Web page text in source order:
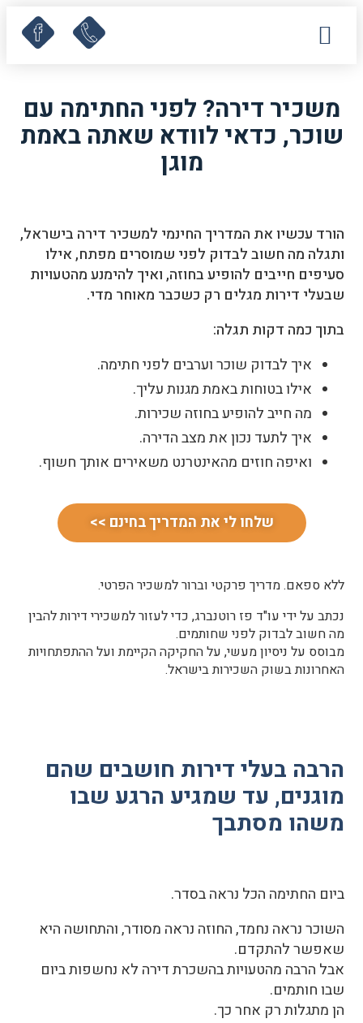
משכיר דירה? לפני החתימה עם
שוכר, כדאי לוודא שאתה באמת
מוגן
הורד עכשיו את המדריך החינמי למשכיר דירה בישראל,
ותגלה מה חשוב לבדוק לפני שמוסרים מפתח, אילו
סעיפים חייבים להופיע בחוזה, ואיך להימנע מהטעויות
שבעלי דירות מגלים רק כשכבר מאוחר מדי.
בתוך כמה דקות תגלה:
איך לבדוק שוכר וערבים לפני חתימה.
אילו בטוחות באמת מגנות עליך.
מה חייב להופיע בחוזה שכירות.
איך לתעד נכון את מצב הדירה.
ואיפה חוזים מהאינטרנט משאירים אותך חשוף.
שלחו לי את המדריך בחינם >>
ללא ספאם. מדריך פרקטי וברור למשכיר הפרטי.
נכתב על ידי עו"ד פז רוטנברג, כדי לעזור למשכירי דירות להבין
מה חשוב לבדוק לפני שחותמים.
מבוסס על ניסיון מעשי, על החקיקה הקיימת ועל ההתפתחויות
האחרונות בשוק השכירות בישראל.
הרבה בעלי דירות חושבים שהם
מוגנים, עד שמגיע הרגע שבו
משהו מסתבך
ביום החתימה הכל נראה בסדר.
השוכר נראה נחמד, החוזה נראה מסודר, והתחושה היא
שאפשר להתקדם.
אבל הרבה מהטעויות בהשכרת דירה לא נחשפות ביום
שבו חותמים.
הן מתגלות רק אחר כך.